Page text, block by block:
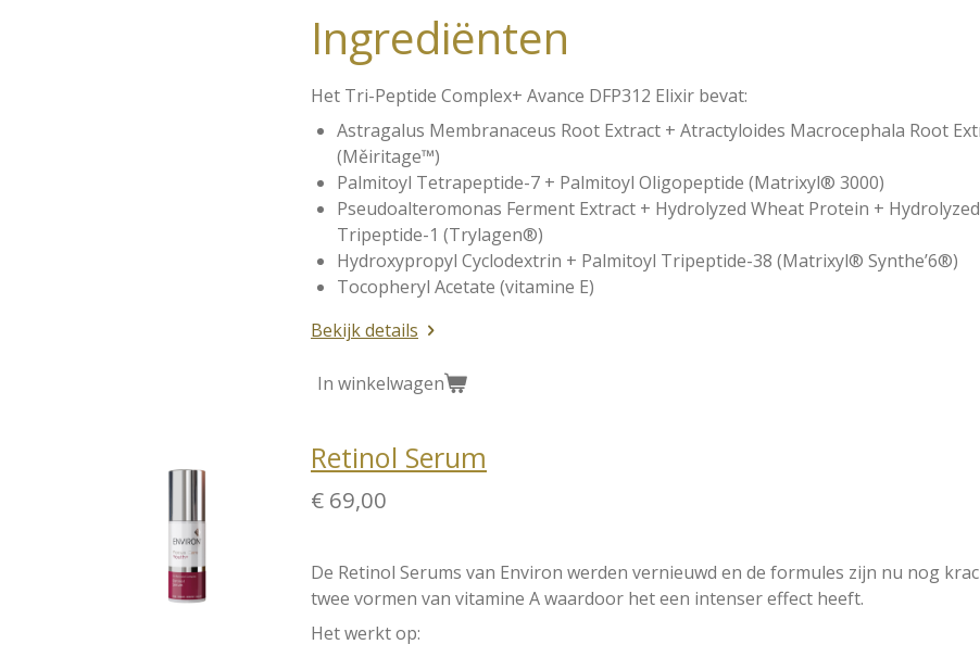
Ingrediënten
Het Tri-Peptide Complex+ Avance DFP312 Elixir bevat:
Astragalus Membranaceus Root Extract + Atractyloides Macrocephala Root
(Měiritage™)
Palmitoyl Tetrapeptide-7 + Palmitoyl Oligopeptide (Matrixyl® 3000)
Pseudoalteromonas Ferment Extract + Hydrolyzed Wheat Protein +
Tripeptide-1 (Trylagen®)
Hydroxypropyl Cyclodextrin + Palmitoyl Tripeptide-38 (Matrixyl® Synthe’6®)
Tocopheryl Acetate (vitamine E)
Bekijk details
In winkelwagen
Retinol Serum
€ 69,00
De Retinol Serums van Environ werden vernieuwd en de formules zijn nu nog
twee vormen van vitamine A waardoor het een intenser effect heeft.
Het werkt op: